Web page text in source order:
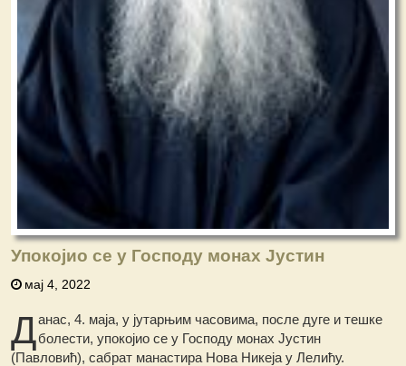
Упокојио се у Господу монах Јустин
мај 4, 2022
Данас, 4. маја, у јутарњим часовима, после дуге и тешке
болести, упокојио се у Господу монах Јустин
(Павловић), сабрат манастира Нова Никеја у Лелићу.